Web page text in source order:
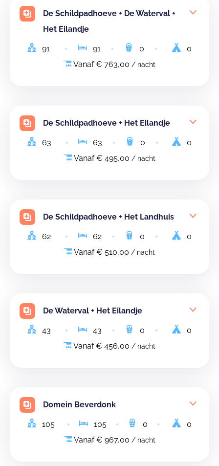
De Schildpadhoeve + De Waterval +
Het Eilandje
91 91 0
0
Vanaf € 763,00 / nacht
De Schildpadhoeve + Het Eilandje
63 63 0
0
Vanaf € 495,00 / nacht
De Schildpadhoeve + Het Landhuis
62 62 0
0
Vanaf € 510,00 / nacht
De Waterval + Het Eilandje
43 43 0
0
Vanaf € 456,00 / nacht
Domein Beverdonk
105 105 0
0
Vanaf € 967,00 / nacht